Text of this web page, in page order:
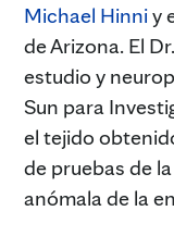
Michael Hinniy
de Arizona. El
estudio y
Sun para
el tejido
de pruebas de
anómala de la